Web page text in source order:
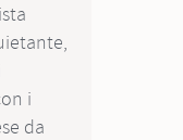
i
da